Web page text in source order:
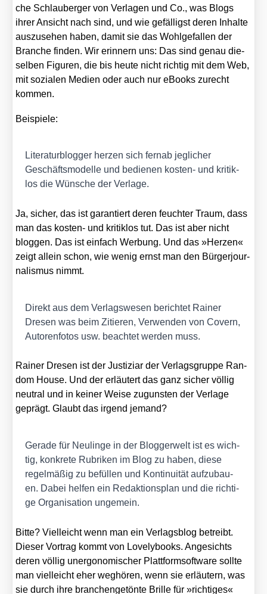
che Schlau­ber­ger von Ver­la­gen und Co., was Blogs
ihrer Ansicht nach sind, und wie gefäl­ligst deren Inhal­te
aus­zu­se­hen haben, damit sie das Wohl­ge­fal­len der
Bran­che fin­den. Wir erin­nern uns: Das sind genau die­
sel­ben Figu­ren, die bis heu­te nicht rich­tig mit dem Web,
mit sozia­len Medi­en oder auch nur eBooks zurecht
kom­men.
Bei­spie­le:
Lite­ra­tur­blog­ger her­zen sich fern­ab jeg­li­cher
Geschäfts­mo­del­le und bedie­nen kos­ten- und kri­tik­
los die Wün­sche der Ver­la­ge.
Ja, sicher, das ist garan­tiert deren feuch­ter Traum, dass
man das kos­ten- und kri­tik­los tut. Das ist aber nicht
blog­gen. Das ist ein­fach Wer­bung. Und das »Her­zen«
zeigt allein schon, wie wenig ernst man den Bür­ger­jour­
na­lis­mus nimmt.
Direkt aus dem Ver­lags­we­sen berich­tet Rai­ner
Dre­sen was beim Zitie­ren, Ver­wen­den von Covern,
Autoren­fo­tos usw. beach­tet wer­den muss.
Rai­ner Dre­sen ist der Jus­ti­zi­ar der Ver­lags­grup­pe Ran­
dom House. Und der erläu­tert das ganz sicher völ­lig
neu­tral und in kei­ner Wei­se zuguns­ten der Ver­la­ge
geprägt. Glaubt das irgend jemand?
Gera­de für Neu­lin­ge in der Blog­ger­welt ist es wich­
tig, kon­kre­te Rubri­ken im Blog zu haben, die­se
regel­mä­ßig zu befül­len und Kon­ti­nui­tät auf­zu­bau­
en. Dabei hel­fen ein Redak­ti­ons­plan und die rich­ti­
ge Orga­ni­sa­ti­on unge­mein.
Bit­te? Viel­leicht wenn man ein Ver­lags­blog betreibt.
Die­ser Vor­trag kommt von Love­ly­books. Ange­sichts
deren völ­lig uner­go­no­mi­scher Platt­form­soft­ware soll­te
man viel­leicht eher weg­hö­ren, wenn sie erläu­tern, was
sie durch ihre bran­chen­ge­tön­te Bril­le für »rich­ti­ges«